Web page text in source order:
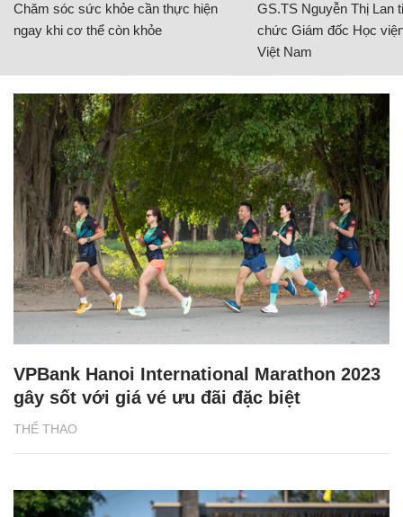
Chăm sóc sức khỏe cần thực hiện
ngay khi cơ thể còn khỏe
GS.TS Nguyễn Thị Lan
chức Giám đốc Học
Việt Nam
THỂ THAO
VPBank Hanoi International Marathon 2023
gây sốt với giá vé ưu đãi đặc biệt